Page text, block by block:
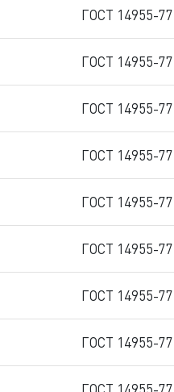
ГОСТ 14955-77
ГОСТ 14955-77
ГОСТ 14955-77
ГОСТ 14955-77
ГОСТ 14955-77
ГОСТ 14955-77
ГОСТ 14955-77
ГОСТ 14955-77